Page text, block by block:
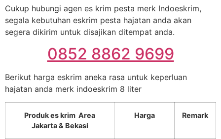
Cukup hubungi agen es krim pesta merk Indoeskrim,
segala kebutuhan eskrim pesta hajatan anda akan
segera dikirim untuk disajikan ditempat anda.
0852 8862 9699
Berikut harga eskrim aneka rasa untuk keperluan
hajatan anda merk indoeskrim 8 liter
Produk es krim Area
Jakarta & Bekasi
Harga Remark